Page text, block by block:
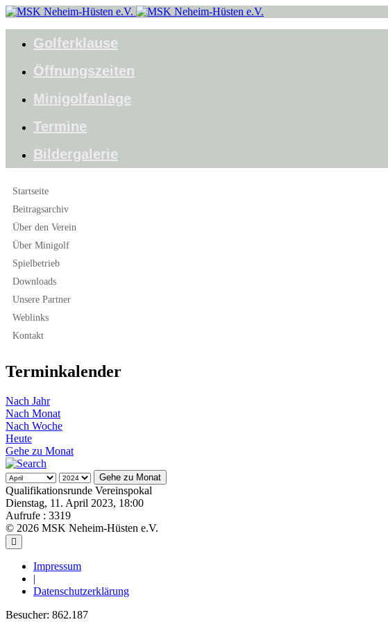
Golferklause
Öffnungszeiten
Minigolfanlage
Termine
Bildergalerie
Startseite
Beitragsarchiv
Über den Verein
Über Minigolf
Spielbetrieb
Downloads
Unsere Partner
Weblinks
Kontakt
Terminkalender
Nach Jahr
Nach Monat
Nach Woche
Heute
Gehe zu Monat
Gehe zu Monat
Qualifikationsrunde Vereinspokal
Dienstag, 11. April 2023, 18:00
Aufrufe : 3319
© 2026 MSK Neheim-Hüsten e.V.
Impressum
|
Datenschutzerklärung
Besucher: 862.187